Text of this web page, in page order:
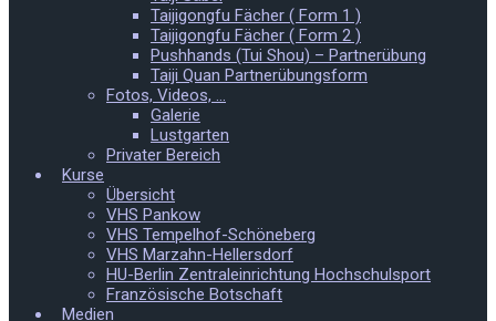
Taijigongfu Fächer ( Form 1 )
Taijigongfu Fächer ( Form 2 )
Pushhands (Tui Shou) – Partnerübung
Taiji Quan Partnerübungsform
Fotos, Videos, …
Galerie
Lustgarten
Privater Bereich
Kurse
Übersicht
VHS Pankow
VHS Tempelhof-Schöneberg
VHS Marzahn-Hellersdorf
HU-Berlin Zentraleinrichtung Hochschulsport
Französische Botschaft
Medien